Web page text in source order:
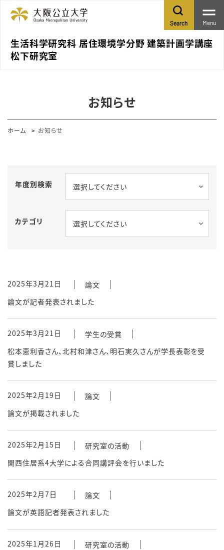
生活科学研究科 居住環境学分野 建築計画学講座
松下研究室
Search Menu
お知らせ
ホーム お知らせ
年度別検索 選択してください
カテゴリ 選択してください
2025年3月21日
論文
論文が記者発表されました
2025年3月21日
学生の受賞
松本恵利香さん、北村和津さん、明石実久さんが学長表彰を受
賞しました
2025年2月19日
論文
論文が掲載されました
2025年2月15日
研究室の活動
関西住居系4大学による合同講評会を行いました
2025年2月7日
論文
論文が英語記者発表されました
2025年1月26日
研究室の活動